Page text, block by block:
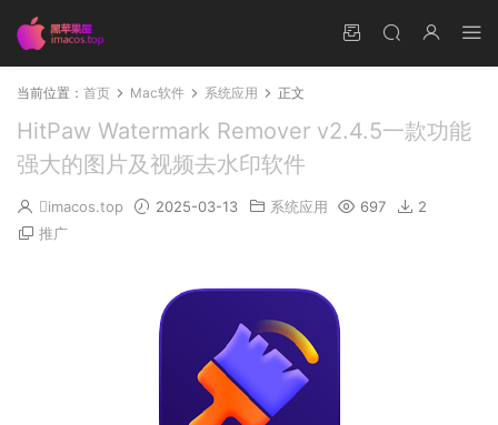
当前位置： 首页 Mac软件 系统应用 正文
HitPaw Watermark Remover v2.4.5一款功能
强大的图片及视频去水印软件
imacos.top 2025-03-13 系统应用 697
2
推广